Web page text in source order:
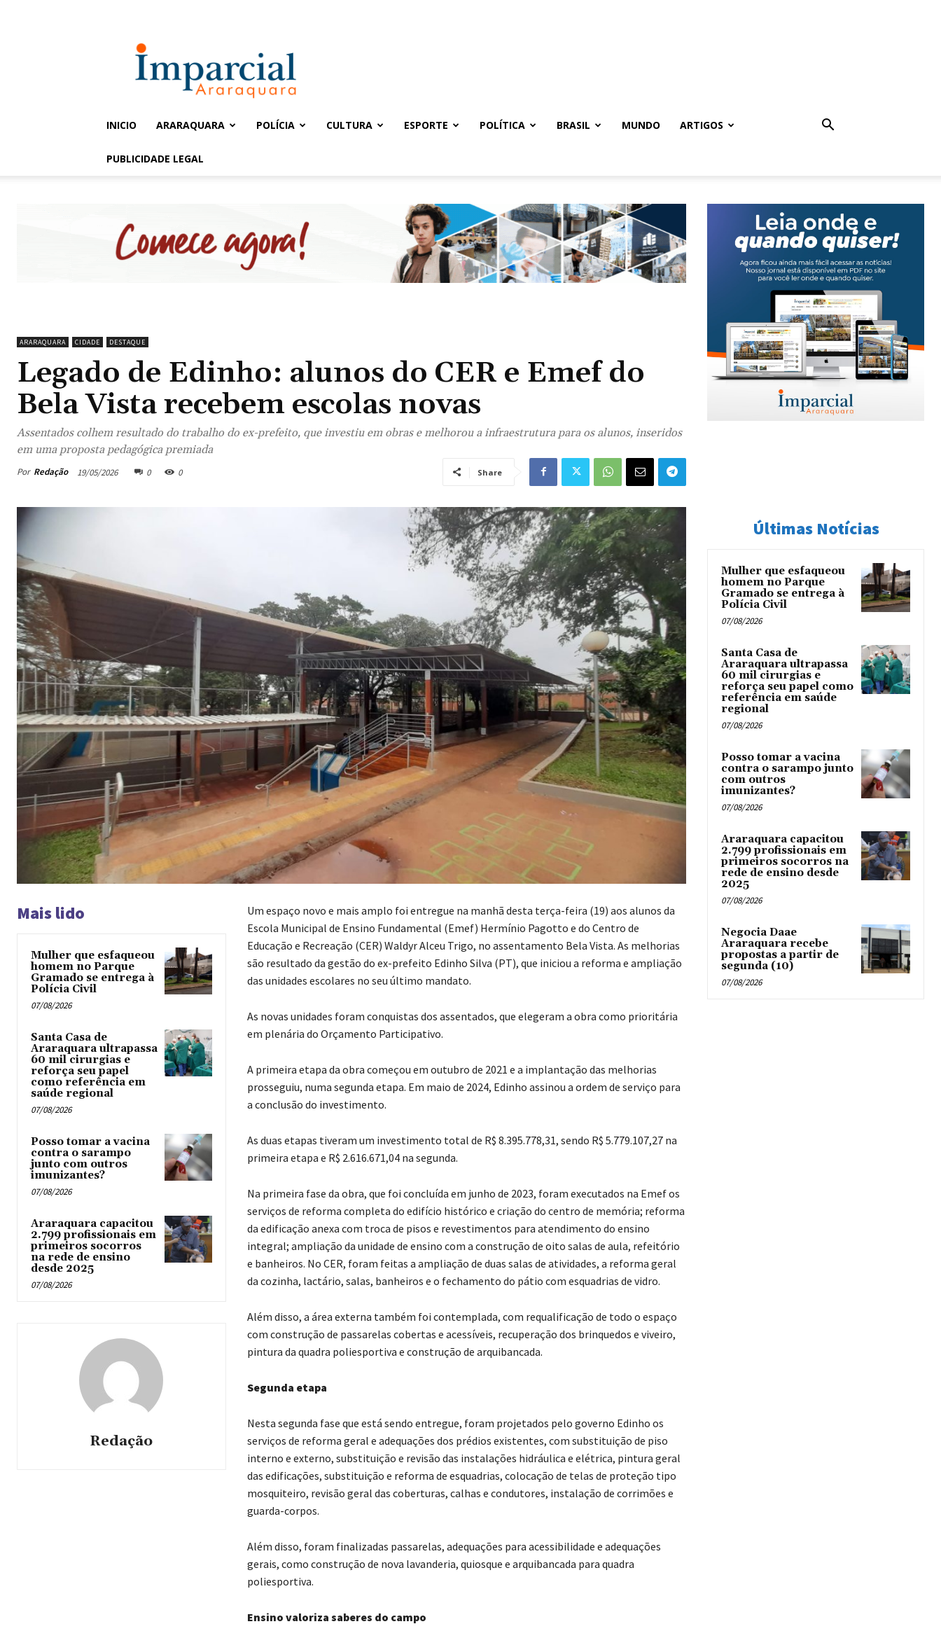
Imparcial
INICIO ARARAQUARA POLÍCIA CULTURA ESPORTE POLÍTICA BRASIL MUNDO ARTIGOS
PUBLICIDADE LEGAL
ARARAQUARA CIDADE DESTAQUE
Legado de Edinho: alunos do CER e Emef do
Bela Vista recebem escolas novas
Assentados colhem resultado do trabalho do ex-prefeito, que investiu em obras e melhorou a infraestrutura para os alunos, inseridos
em uma proposta pedagógica premiada
Por Redação 19/05/2026 0 0 Share
Mais lido
Mulher que esfaqueou
homem no Parque
Gramado se entrega à
Polícia Civil
07/08/2026
Santa Casa de
Araraquara ultrapassa
60 mil cirurgias e
reforça seu papel
como referência em
saúde regional
07/08/2026
Posso tomar a vacina
contra o sarampo
junto com outros
imunizantes?
07/08/2026
Araraquara capacitou
2.799 profissionais em
primeiros socorros
na rede de ensino
desde 2025
07/08/2026
Redação
Um espaço novo e mais amplo foi entregue na manhã desta terça-feira (19) aos alunos da
Escola Municipal de Ensino Fundamental (Emef) Hermínio Pagotto e do Centro de
Educação e Recreação (CER) Waldyr Alceu Trigo, no assentamento Bela Vista. As melhorias
são resultado da gestão do ex-prefeito Edinho Silva (PT), que iniciou a reforma e ampliação
das unidades escolares no seu último mandato.
As novas unidades foram conquistas dos assentados, que elegeram a obra como prioritária
em plenária do Orçamento Participativo.
A primeira etapa da obra começou em outubro de 2021 e a implantação das melhorias
prosseguiu, numa segunda etapa. Em maio de 2024, Edinho assinou a ordem de serviço para
a conclusão do investimento.
As duas etapas tiveram um investimento total de R$ 8.395.778,31, sendo R$ 5.779.107,27 na
primeira etapa e R$ 2.616.671,04 na segunda.
Na primeira fase da obra, que foi concluída em junho de 2023, foram executados na Emef os
serviços de reforma completa do edifício histórico e criação do centro de memória; reforma
da edificação anexa com troca de pisos e revestimentos para atendimento do ensino
integral; ampliação da unidade de ensino com a construção de oito salas de aula, refeitório
e banheiros. No CER, foram feitas a ampliação de duas salas de atividades, a reforma geral
da cozinha, lactário, salas, banheiros e o fechamento do pátio com esquadrias de vidro.
Além disso, a área externa também foi contemplada, com requalificação de todo o espaço
com construção de passarelas cobertas e acessíveis, recuperação dos brinquedos e viveiro,
pintura da quadra poliesportiva e construção de arquibancada.
Segunda etapa
Nesta segunda fase que está sendo entregue, foram projetados pelo governo Edinho os
serviços de reforma geral e adequações dos prédios existentes, com substituição de piso
interno e externo, substituição e revisão das instalações hidráulica e elétrica, pintura geral
das edificações, substituição e reforma de esquadrias, colocação de telas de proteção tipo
mosquiteiro, revisão geral das coberturas, calhas e condutores, instalação de corrimões e
guarda-corpos.
Além disso, foram finalizadas passarelas, adequações para acessibilidade e adequações
gerais, como construção de nova lavanderia, quiosque e arquibancada para quadra
poliesportiva.
Ensino valoriza saberes do campo
Últimas Notícias
Mulher que esfaqueou
homem no Parque
Gramado se entrega à
Polícia Civil
07/08/2026
Santa Casa de
Araraquara ultrapassa
60 mil cirurgias e
reforça seu papel como
referência em saúde
regional
07/08/2026
Posso tomar a vacina
contra o sarampo junto
com outros
imunizantes?
07/08/2026
Araraquara capacitou
2.799 profissionais em
primeiros socorros na
rede de ensino desde
2025
07/08/2026
Negocia Daae
Araraquara recebe
propostas a partir de
segunda (10)
07/08/2026